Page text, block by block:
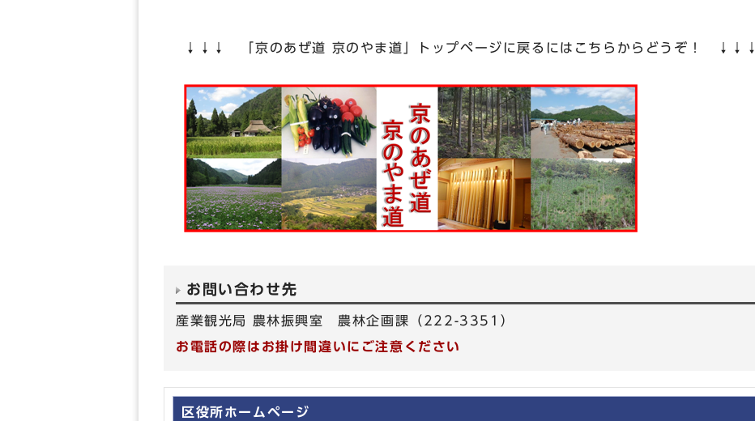
↓↓↓ 「京のあぜ道 京のやま道」トップページに戻るにはこちらからどうぞ！ ↓↓↓
お問い合わせ先
産業観光局 農林振興室 農林企画課（222-3351）
お電話の際はお掛け間違いにご注意ください
区役所ホームページ